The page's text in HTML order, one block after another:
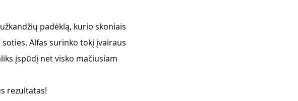
padėklą, kurio skoniais
Alfas surinko tokį įvairaus
įspūdį net visko mačiusiam
rezultatas!